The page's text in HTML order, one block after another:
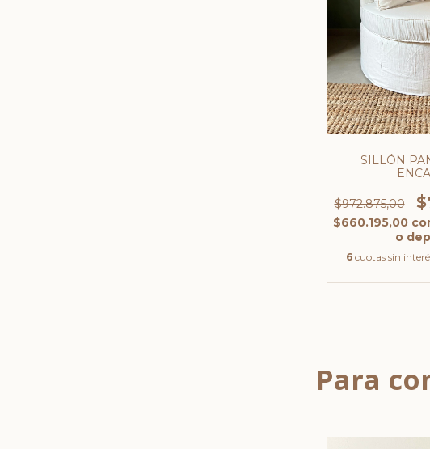
SILLÓN
$972.875,00
$660.195,00
o
6 cuotas sin
Para